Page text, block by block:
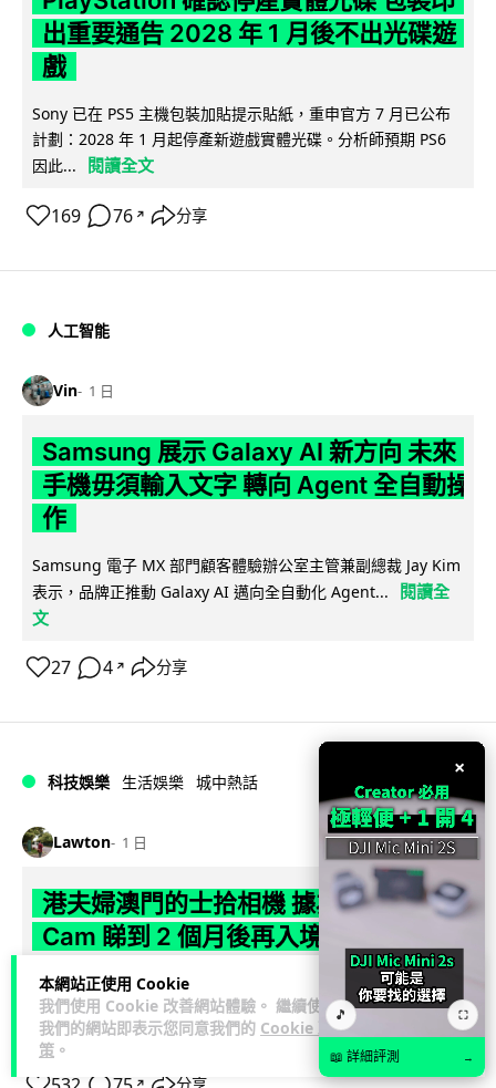
本網站正使用 Cookie
我們使用 Cookie 改善網站體驗。 繼續使用
我們的網站即表示您同意我們的 Cookie 政
策 。
出重要通告 2028 年 1 月後不出光碟遊
戲
Sony 已在 PS5 主機包裝加貼提示貼紙，重申官方 7 月已公布
計劃：2028 年 1 月起停產新遊戲實體光碟。分析師預期 PS6
因此...
閱讀全文
169 76 ↗ 分享
人工智能
Vin 1 日
Samsung 展示 Galaxy AI 新方向 未來
手機毋須輸入文字 轉向 Agent 全自動操
作
Samsung 電子 MX 部門顧客體驗辦公室主管兼副總裁 Jay Kim
表示，品牌正推動 Galaxy AI 邁向全自動化 Agent...
閱讀全
文
27 4 ↗ 分享
科技娛樂 生活娛樂 城中熱話
Lawton 1 日
港夫婦澳門的士拾相機 據為己有被的士
Cam 睇到 2 個月後再入境被捕
一對香港夫婦今年 5 月遊澳門乘的士拾獲他人遺留相機及電
池，拾遺不報並帶返香港自用。兩人本月 2 日經港珠澳大橋再
次入境澳門時，被治安警察局...
閱讀全文
↗
×
🎵 ⛶
📖 詳細評測 →